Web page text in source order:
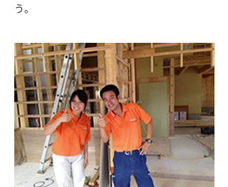
う。